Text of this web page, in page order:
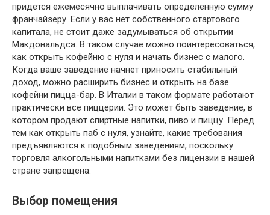
придется ежемесячно выплачивать определенную сумму
франчайзеру. Если у вас нет собственного стартового
капитала, не стоит даже задумываться об открытии
Макдональдса. В таком случае можно поинтересоваться,
как открыть кофейню с нуля и начать бизнес с малого.
Когда ваше заведение начнет приносить стабильный
доход, можно расширить бизнес и открыть на базе
кофейни пицца-бар. В Италии в таком формате работают
практически все пиццерии. Это может быть заведение, в
котором продают спиртные напитки, пиво и пиццу. Перед
тем как открыть паб с нуля, узнайте, какие требования
предъявляются к подобным заведениям, поскольку
торговля алкогольными напитками без лицензии в нашей
стране запрещена.
Выбор помещения